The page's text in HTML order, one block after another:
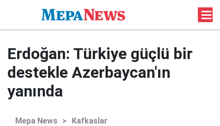
Erdoğan: Türkiye güçlü bir
destekle Azerbaycan'ın
yanında
Mepa News > Kafkaslar